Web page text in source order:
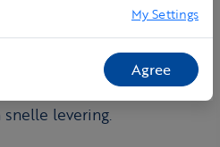
vormen een actieve
bedient vanuit
in Noord-Brabant met
op maat — inclusief
levering.
My Settings
Agree